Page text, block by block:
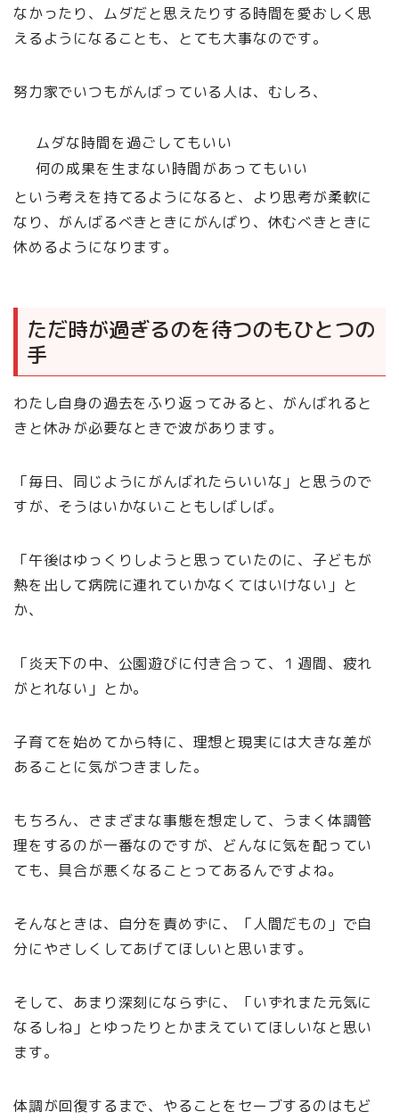
なかったり、ムダだと思えたりする時間を愛おしく思
えるようになることも、とても大事なのです。
努力家でいつもがんばっている人は、むしろ、
ムダな時間を過ごしてもいい
何の成果を生まない時間があってもいい
という考えを持てるようになると、より思考が柔軟に
なり、がんばるべきときにがんばり、休むべきときに
休めるようになります。
ただ時が過ぎるのを待つのもひとつの
手
わたし自身の過去をふり返ってみると、がんばれると
きと休みが必要なときで波があります。
「毎日、同じようにがんばれたらいいな」と思うので
すが、そうはいかないこともしばしば。
「午後はゆっくりしようと思っていたのに、子どもが
熱を出して病院に連れていかなくてはいけない」と
か、
「炎天下の中、公園遊びに付き合って、１週間、疲れ
がとれない」とか。
子育てを始めてから特に、理想と現実には大きな差が
あることに気がつきました。
もちろん、さまざまな事態を想定して、うまく体調管
理をするのが一番なのですが、どんなに気を配ってい
ても、具合が悪くなることってあるんですよね。
そんなときは、自分を責めずに、「人間だもの」で自
分にやさしくしてあげてほしいと思います。
そして、あまり深刻にならずに、「いずれまた元気に
なるしね」とゆったりとかまえていてほしいなと思い
ます。
体調が回復するまで、やることをセーブするのはもど